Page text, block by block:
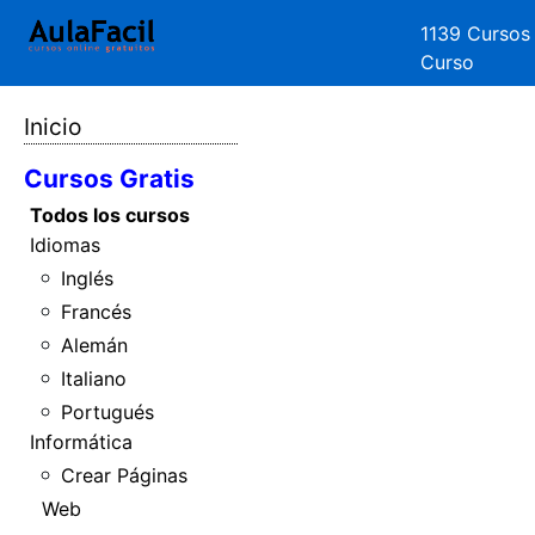
1139
Curso
Inicio
Cursos Gratis
Todos los cursos
Idiomas
Inglés
Francés
Alemán
Italiano
Portugués
Informática
Crear Páginas
Web